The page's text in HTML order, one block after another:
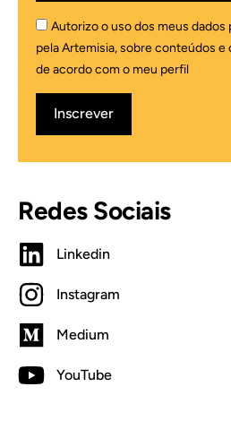
Autorizo o uso dos meus dados
pela Artemisia, sobre conteúdos
de acordo com o meu perfil
Inscrever
Redes Sociais
Linkedin
Instagram
Medium
YouTube